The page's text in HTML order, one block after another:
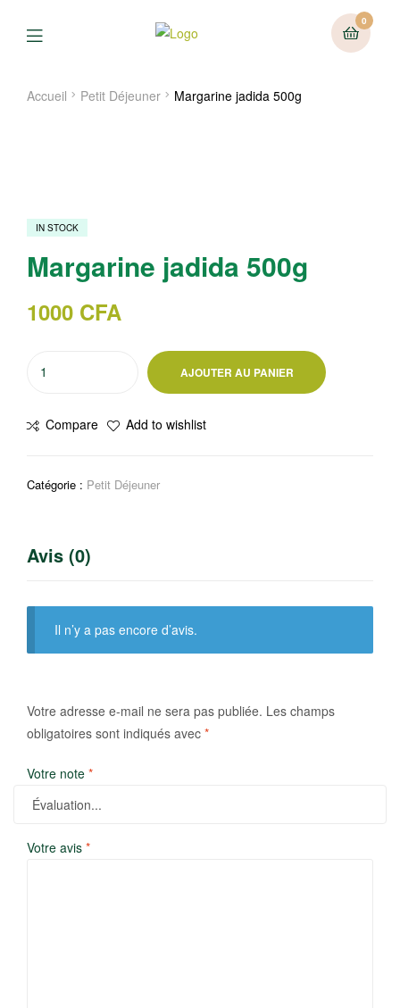
0
Menu
Accueil Petit Déjeuner Margarine jadida 500g
IN STOCK
Margarine jadida 500g
1000 CFA
jadida
AJOUTER AU PANIER
Compare Add to wishlist
Catégorie : Petit Déjeuner
Avis (0)
Il n’y a pas encore d’avis.
Votre adresse e-mail ne sera pas publiée. Les champs
obligatoires sont indiqués avec *
Votre note *
Votre avis *